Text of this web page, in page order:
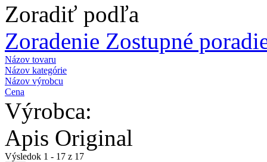
Zoradiť podľa
Zoradenie Zostupné
Názov tovaru
Názov kategórie
Názov výrobcu
Cena
Výrobca:
Apis Original
Výsledok 1 - 17 z 17